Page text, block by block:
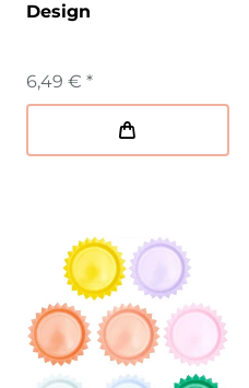
Design
6,49 € *